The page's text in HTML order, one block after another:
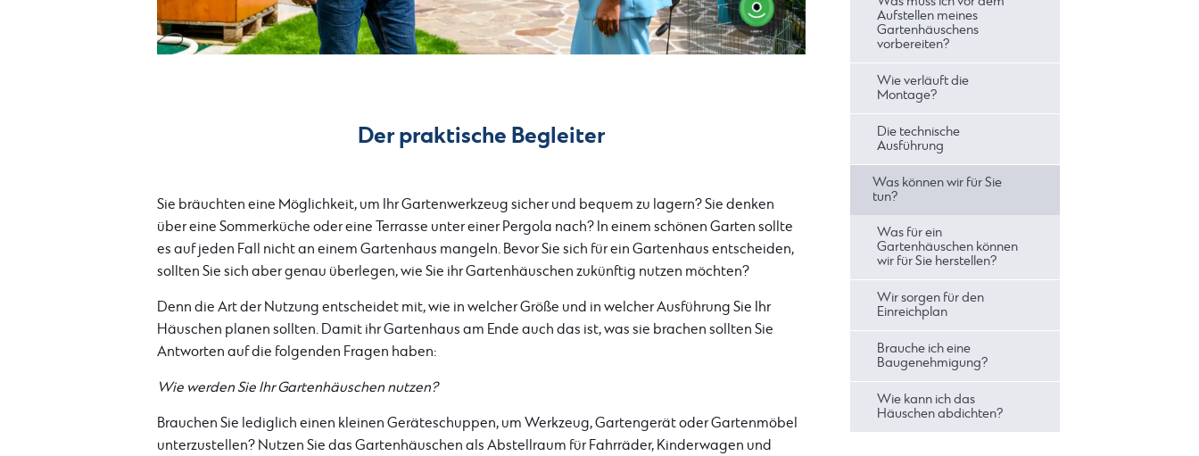
Der praktische Begleiter
Sie bräuchten eine Möglichkeit, um Ihr Gartenwerkzeug sicher und bequem zu lagern? Sie denken
über eine Sommerküche oder eine Terrasse unter einer Pergola nach? In einem schönen Garten sollte
es auf jeden Fall nicht an einem Gartenhaus mangeln. Bevor Sie sich für ein Gartenhaus entscheiden,
sollten Sie sich aber genau überlegen, wie Sie ihr Gartenhäuschen zukünftig nutzen möchten?
Denn die Art der Nutzung entscheidet mit, wie in welcher Größe und in welcher Ausführung Sie Ihr
Häuschen planen sollten. Damit ihr Gartenhaus am Ende auch das ist, was sie brachen sollten Sie
Antworten auf die folgenden Fragen haben:
Wie werden Sie Ihr Gartenhäuschen nutzen?
Brauchen Sie lediglich einen kleinen Geräteschuppen, um Werkzeug, Gartengerät oder Gartenmöbel
unterzustellen? Nutzen Sie das Gartenhäuschen als Abstellraum für Fahrräder, Kinderwagen und
Aufstellen meines
Gartenhäuschens
vorbereiten?
Wie verläuft die
Montage?
Die technische
Ausführung
Was können wir für Sie
tun?
Was für ein
Gartenhäuschen können
wir für Sie herstellen?
Wir sorgen für den
Einreichplan
Brauche ich eine
Baugenehmigung?
Wie kann ich das
Häuschen abdichten?